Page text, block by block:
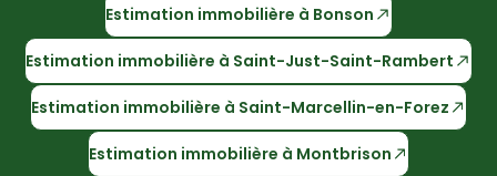
Estimation immobilière à Bonson
Estimation immobilière à Saint-Just-Saint-Rambert
Estimation immobilière à Saint-Marcellin-en-Forez
Estimation immobilière à Montbrison